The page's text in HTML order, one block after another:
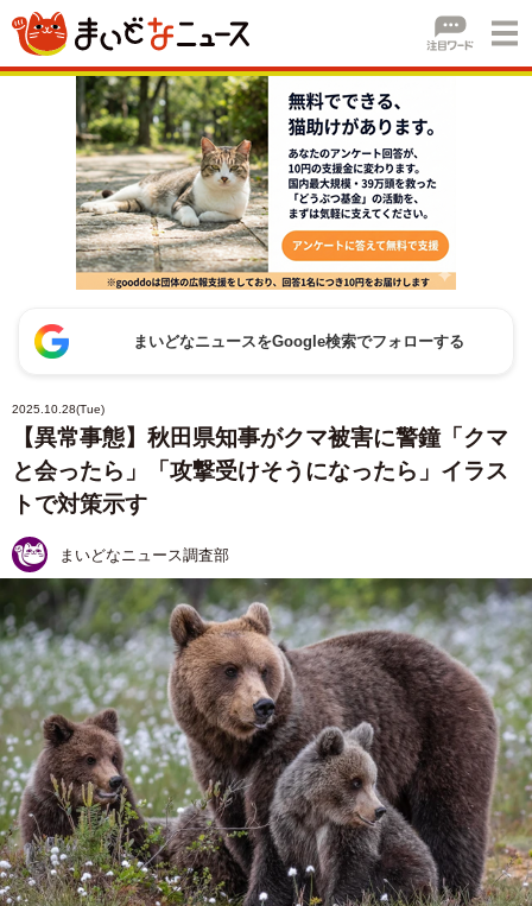
まいどなニュースをGoogle検索でフォローする
2025.10.28(Tue)
【異常事態】秋田県知事がクマ被害に警鐘「クマ
と会ったら」「攻撃受けそうになったら」イラス
トで対策示す
まいどなニュース調査部